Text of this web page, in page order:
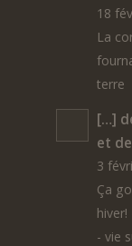
18
La
terre
[…]
et
3
Ça
- vie